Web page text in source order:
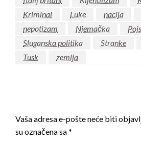
Kriminal
Luke nacija
nepotizam
Njemačka
Sluganska politika
Stranke
Tusk
zemlja
Vaša adresa e-pošte neće biti
su označena sa*